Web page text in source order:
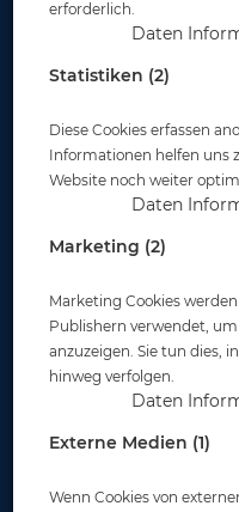
erforderlich.
Daten
Statistiken (2)
Diese Cookies erfassen
Informationen helfen uns
Website noch weiter
Daten
Marketing (2)
Marketing Cookies
Publishern verwendet,
anzuzeigen. Sie tun dies,
hinweg verfolgen.
Daten
Externe Medien (1)
Wenn Cookies von